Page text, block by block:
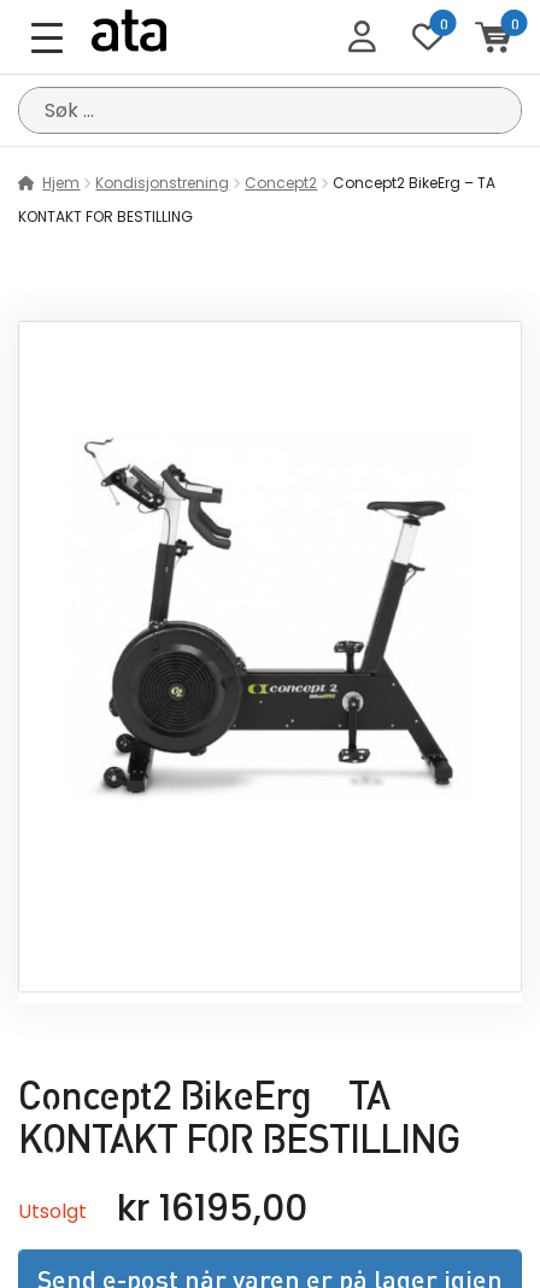
0 0
Søk
etter:
Hjem Kondisjonstrening Concept2
Concept2 BikeErg – TA
KONTAKT FOR BESTILLING
Concept2 BikeErg – TA
KONTAKT FOR BESTILLING
Utsolgt kr 16195,00
Send e-post når varen er på lager igjen